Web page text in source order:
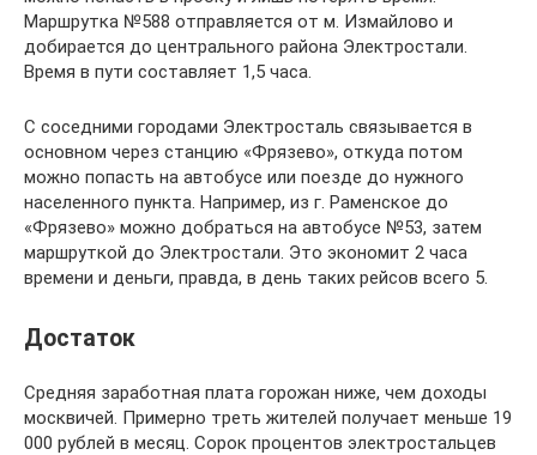
Маршрутка №588 отправляется от м. Измайлово и
добирается до центрального района Электростали.
Время в пути составляет 1,5 часа.
С соседними городами Электросталь связывается в
основном через станцию «Фрязево», откуда потом
можно попасть на автобусе или поезде до нужного
населенного пункта. Например, из г. Раменское до
«Фрязево» можно добраться на автобусе №53, затем
маршруткой до Электростали. Это экономит 2 часа
времени и деньги, правда, в день таких рейсов всего 5.
Достаток
Средняя заработная плата горожан ниже, чем доходы
москвичей. Примерно треть жителей получает меньше 19
000 рублей в месяц. Сорок процентов электростальцев